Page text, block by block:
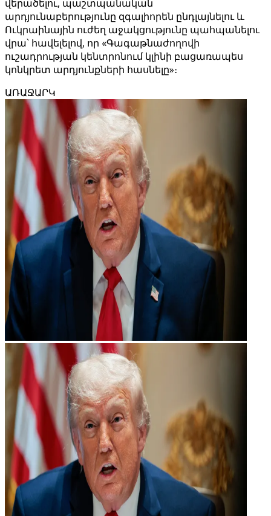
վերածելու, պաշտպանական
արդյունաբերությունը զգալիորեն ընդլայնելու և
Ուկրաինային ուժեղ աջակցությունը պահպանելու
վրա՝ հավելելով, որ «Գագաթնաժողովի
ուշադրության կենտրոնում կլինի բացառապես
կոնկրետ արդյունքների հասնելը»։
ԱՌԱՋԱՐԿ